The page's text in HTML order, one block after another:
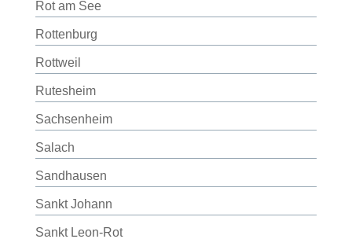
Rot am See
Rottenburg
Rottweil
Rutesheim
Sachsenheim
Salach
Sandhausen
Sankt Johann
Sankt Leon-Rot